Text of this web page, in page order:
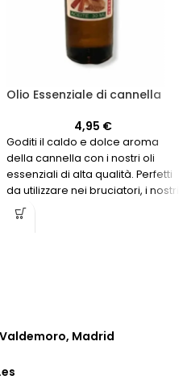
Olio Essenziale di cannella
4,95 €
Goditi il caldo e dolce aroma
della cannella con i nostri oli
essenziali di alta qualità. Perfetti
da utilizzare nei bruciatori, i nostri
flaconi da 30 ml ti consentiranno
di creare un'atmosfera
Madrid